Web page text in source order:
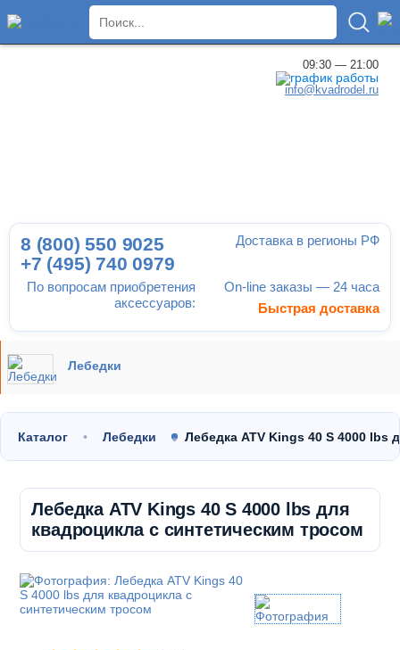
09:30 — 21:00
info@kvadrodel.ru
По вопросам приобретения
аксессуаров:
8 (800) 550 9025
+7 (495) 740 0979
Доставка в регионы РФ
On-line заказы — 24 часа
Быстрая доставка
Лебедки
Каталог Лебедки Лебедка ATV Kings 40 S 4000 lbs
Лебедка ATV Kings 40 S 4000 lbs для
квадроцикла с синтетическим тросом
×